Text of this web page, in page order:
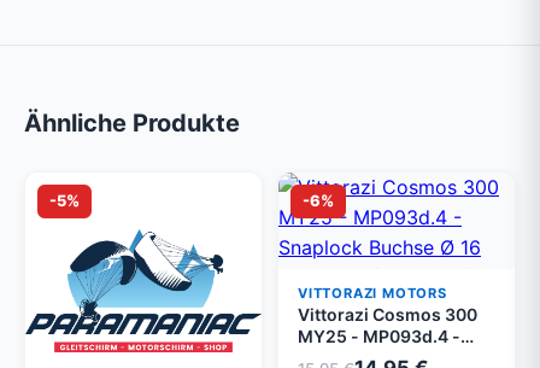
Ähnliche Produkte
-5% -6%
VITTORAZI MOTORS
Vittorazi Cosmos 300
MY25 - MP093d.4 -
Schnappverschluss-